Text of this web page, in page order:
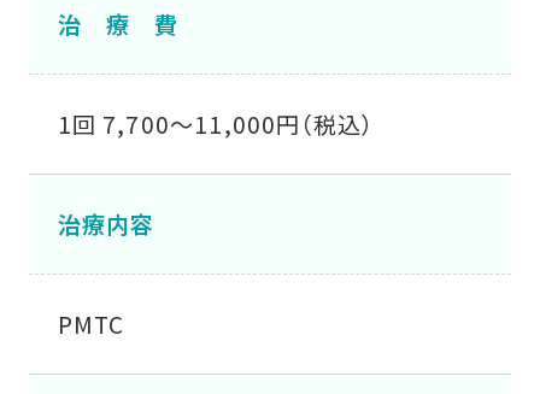
治 療 費
1回 7,700〜11,000円（税込）
治療内容
PMTC